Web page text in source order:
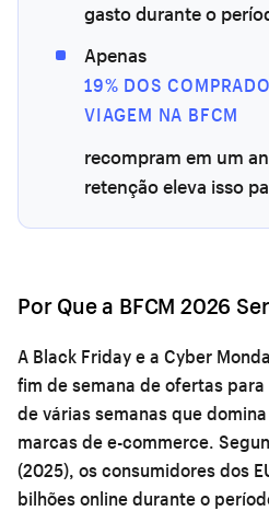
gasto durante o
Apenas
19% DOS
VIAGEM NA BFCM
recompram em um
retenção eleva isso
Por Que a BFCM 2026
A Black Friday e a Cyber
fim de semana de ofertas
de várias semanas que
marcas de e-commerce.
(2025), os consumidores dos
bilhões online durante o